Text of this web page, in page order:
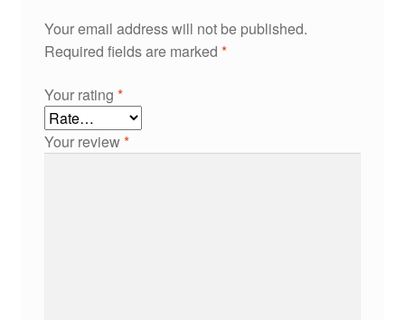
Your email address will not be published.
Required fields are marked *
Your rating *
Your review*